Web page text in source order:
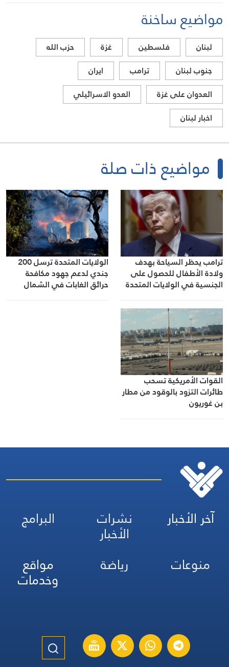
مواضيع ساخنة
لبنان فلسطين غزة
حزب الله
جنوب لبنان
ترامب
ايران
العدوان على غزة
العدو الاسرائيلي
اخبار لبنان
مواضيع ذات صلة
ترامب يحظر السياحة بهدف
ولادة الأطفال للحصول على
الجنسية في الولايات المتحدة
الولايات المتحدة ترسل 200
جندي لدعم جهود مكافحة
حرائق الغابات في الشمال
القوات الأمريكية تسحب
طائرات التزود بالوقود من مطار
بن غوريون
آخر الأخبار نشرات
الأخبار
البرامج
منوعات
رياضة مواقع
وخدمات